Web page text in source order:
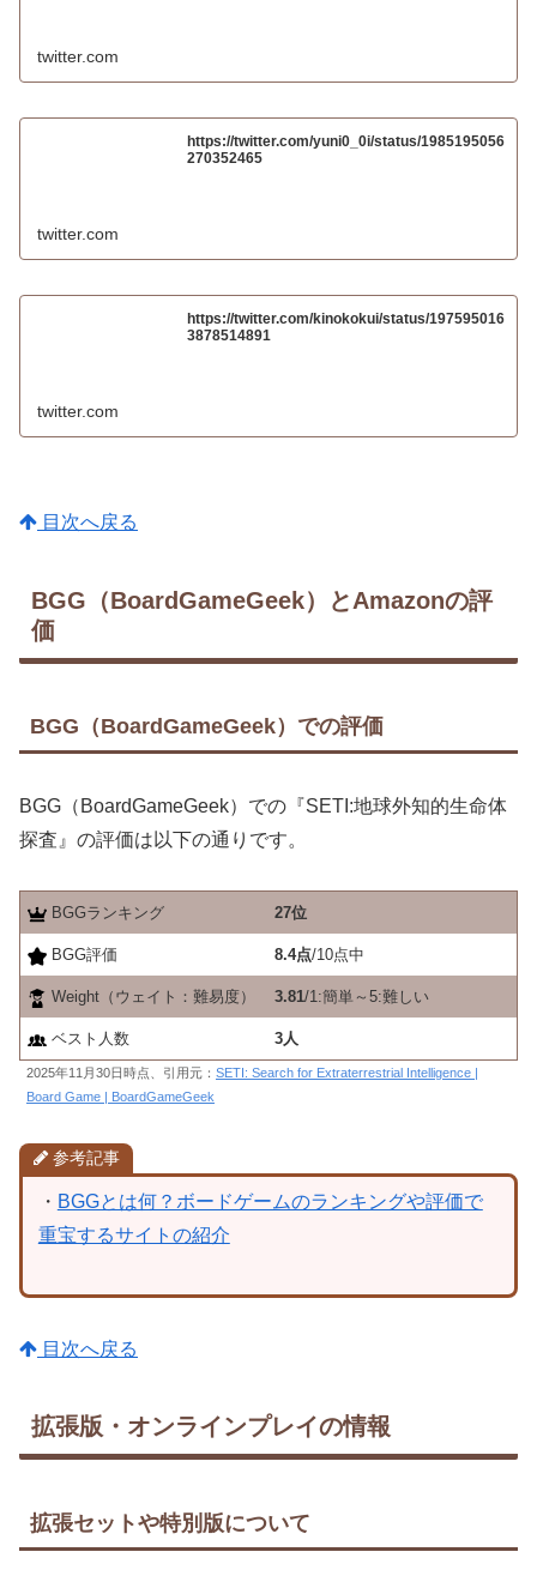
twitter.com
https://twitter.com/yuni0_0i/status/1985195056
270352465
twitter.com
https://twitter.com/kinokokui/status/197595016
3878514891
twitter.com
目次へ戻る
BGG（BoardGameGeek）とAmazonの評
価
BGG（BoardGameGeek）での評価
BGG（BoardGameGeek）での『SETI:地球外知的生命体
探査』の評価は以下の通りです。
BGGランキング 27位
BGG評価 8.4点/10点中
Weight（ウェイト：難易度） 3.81/1:簡単～5:難しい
ベスト人数 3人
2025年11月30日時点、引用元： SETI: Search for Extraterrestrial Intelligence |
Board Game | BoardGameGeek
参考記事
・ BGGとは何？ボードゲームのランキングや評価で
重宝するサイトの紹介
目次へ戻る
拡張版・オンラインプレイの情報
拡張セットや特別版について